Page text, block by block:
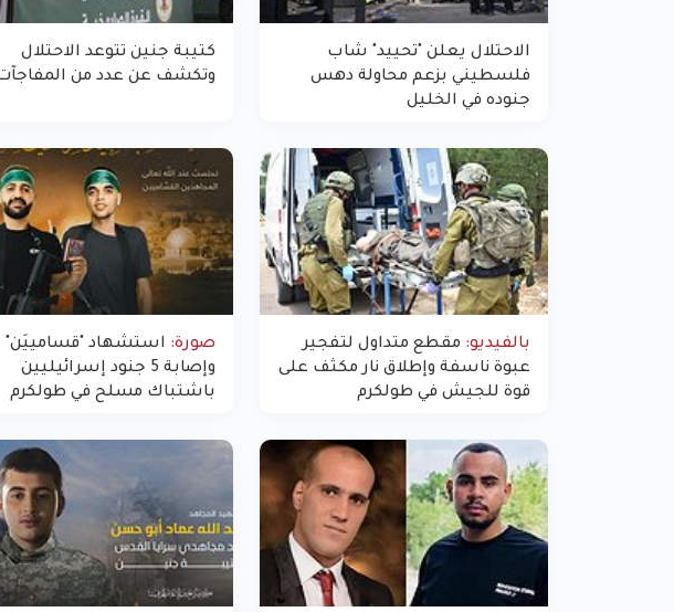
الاحتلال يعلن "تحييد" شاب
فلسطيني بزعم محاولة دهس
جنوده في الخليل
كتيبة جنين تتوعد الاحتلال
وتكشف عن عدد من
بالفيديو: مقطع متداول لتفجير
عبوة ناسفة وإطلاق نار مكثف على
قوة للجيش في طولكرم
صورة: استشهاد "قسامييَن"
وإصابة 5 جنود إسرائيليين
باشتباك مسلح في طولكرم